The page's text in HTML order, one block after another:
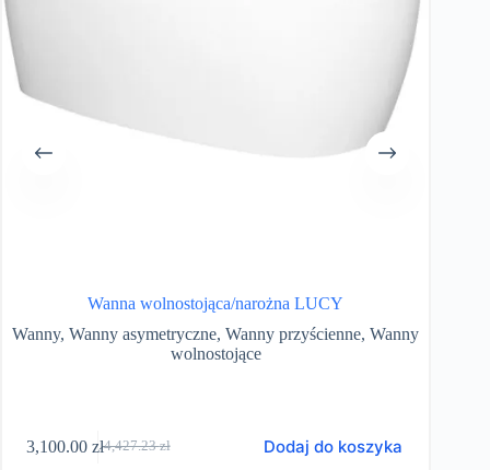
Wanna wolnostojąca/narożna LUCY
Wanny,Wanny asymetryczne,Wanny przyścienne,Wanny
wolnostojące
4,427.23zł
Pierwotna
3,100.00 złAktualna
Dodaj do koszyka